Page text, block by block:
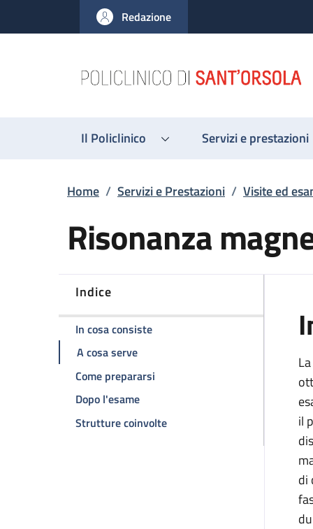
al contenuto principale
to footer content
Redazione
Il Policlinico Servizi e prestazioni
Briciole di pane
Home / Servizi e Prestazioni / Visite ed
Risonanza
Indice
In cosa consistedella pagina Risonanza
A cosa servedella pagina Risonanza magnetica
Come prepararsi della pagina Risonanza
Dopo l'esamedella pagina Risonanza magnetica
Strutture coinvoltedella pagina Risonanza
il
di